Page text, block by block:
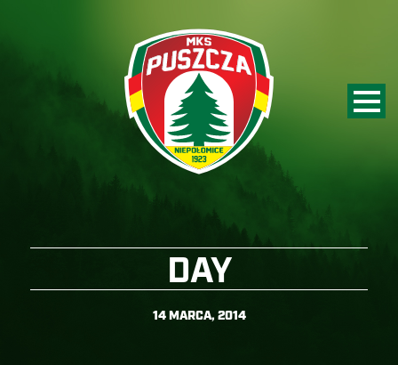
DAY
14 MARCA, 2014